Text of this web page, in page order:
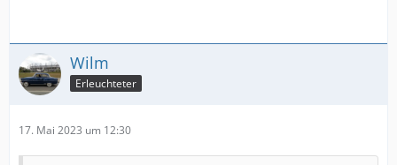
Wilm
Erleuchteter
17. Mai 2023 um 12:30